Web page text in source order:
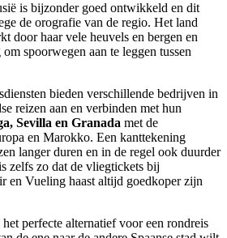
is bijzonder goed ontwikkeld en dit
de orografie van de regio. Het land
door haar vele heuvels en bergen en
spoorwegen aan te leggen tussen
bieden verschillende bedrijven in
reizen aan en verbinden met hun
Sevilla en Granada met de
en Marokko. Een kanttekening
langer duren en in de regel ook duurder
zelfs zo dat de vliegtickets bij
en Vueling haast altijd goedkoper zijn
perfecte alternatief voor een rondreis